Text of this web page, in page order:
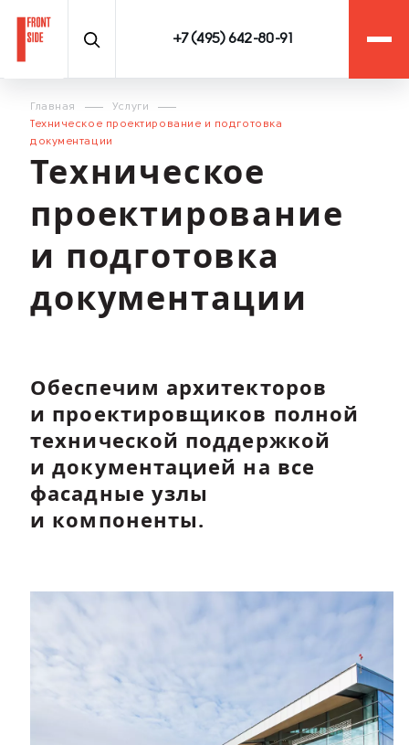
+7 (495) 642-80-91
Главная
Услуги
Техническое проектирование и подготовка
документации
Техническое
проектирование
и подготовка
документации
Обеспечим архитекторов
и проектировщиков полной
технической поддержкой
и документацией на все
фасадные узлы
и компоненты.